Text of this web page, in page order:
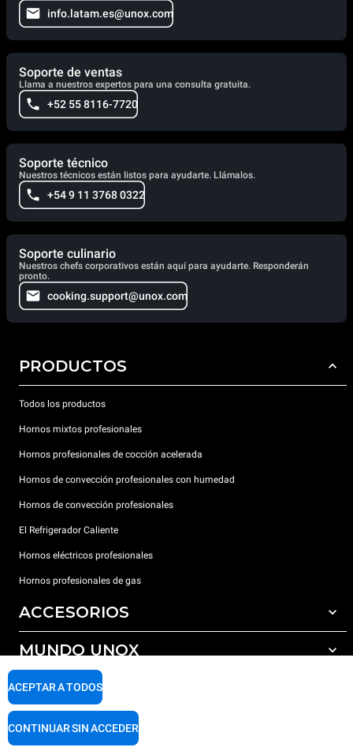
info.latam.es@unox.com
Soporte de ventas
Llama a nuestros expertos para una consulta gratuita.
+52 55 8116-7720
Soporte técnico
Nuestros técnicos están listos para ayudarte. Llámalos.
+54 9 11 3768 0322
Soporte culinario
Nuestros chefs corporativos están aquí para ayudarte. Responderán
pronto.
cooking.support@unox.com
PRODUCTOS
Todos los productos
Hornos mixtos profesionales
Hornos profesionales de cocción acelerada
Hornos de convección profesionales con humedad
Hornos de convección profesionales
El Refrigerador Caliente
Hornos eléctricos profesionales
Hornos profesionales de gas
ACCESORIOS
Todos los accesorios
Detergentes para lavado automático
Detergentes para lavado manual
Tratamiento de agua con filtros de resina
MUNDO UNOX
Nuestras sedes en el mundo
SOPORTE
Garantía Unox
ACEPTAR A TODOS
CONTINUAR SIN ACCEDER